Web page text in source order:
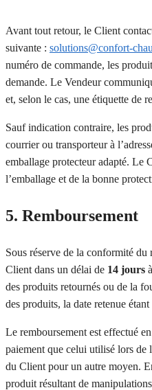
Avant tout retour, le Client
suivante : solutions@confort-
numéro de commande, les
demande. Le Vendeur
et, selon le cas, une étiquette de
Sauf indication contraire, les
courrier ou transporteur à
emballage protecteur adapté. Le
l’emballage et de la bonne
5. Remboursement
Sous réserve de la conformité
Client dans un délai de 14 jours
des produits retournés ou de la
des produits, la date retenue
Le remboursement est effectué
paiement que celui utilisé lors de
du Client pour un autre moyen.
produit résultant de